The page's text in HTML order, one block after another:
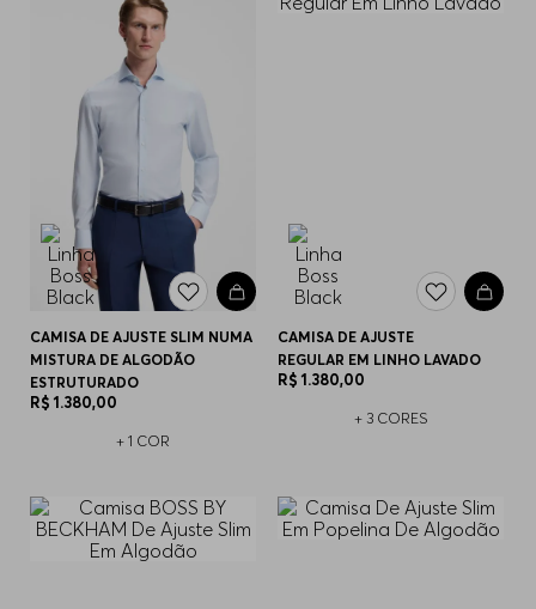
CAMISA DE AJUSTE SLIM NUMA
MISTURA DE ALGODÃO
ESTRUTURADO
R$ 1.380,00
+ 1 COR
CAMISA DE AJUSTE
REGULAR EM LINHO LAVADO
R$ 1.380,00
+ 3 CORES